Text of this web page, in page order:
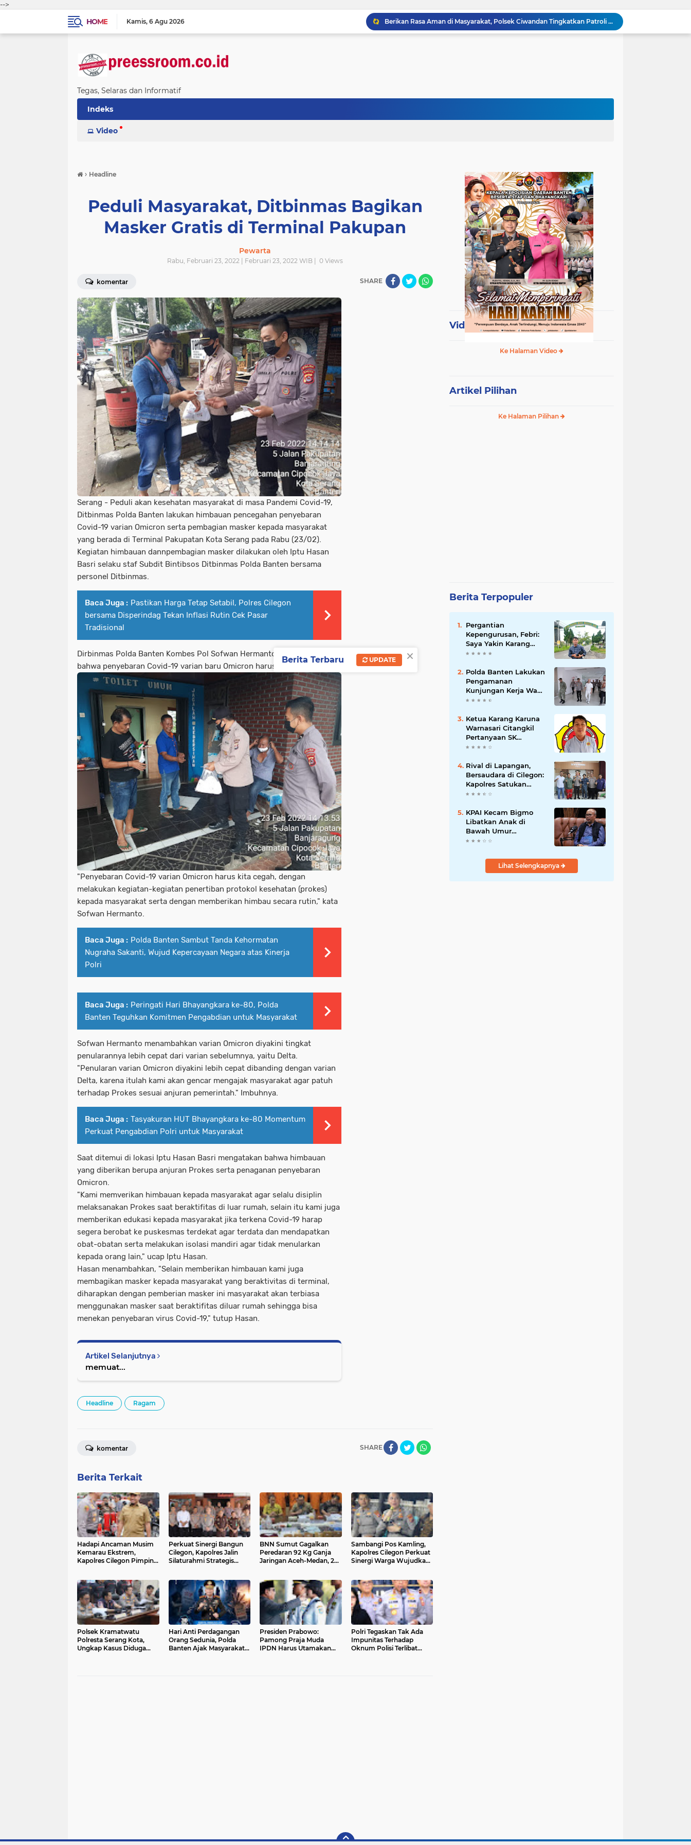
-->
HOME
Kamis 6 Agu 2026
Patroli Blue Light Upaya KSKP Merak Polres Cilegon Tekan Aksi Tindak Kriminalitas
Personel Samapta KSKP Merak Polres Cilegon Patroli Dialogis Sampaikan Imbauan kepada Pengguna Jasa Kepelabuhan
Kombes Pol Edy Sumardi Apresiasi Sinergi Pengamanan Obvitnas di Pertamina Patra Niaga Jabar
Tegas, Selaras dan Informatif
Indeks
Video
› Headline
Peduli Masyarakat, Ditbinmas Bagikan
Masker Gratis di Terminal Pakupan
Pewarta
Rabu, Februari 23, 2022 | Februari 23, 2022 WIB | 0 Views
komentar SHARE
Serang - Peduli akan kesehatan masyarakat di masa Pandemi Covid-19,
Ditbinmas Polda Banten lakukan himbauan pencegahan penyebaran
Covid-19 varian Omicron serta pembagian masker kepada masyarakat
yang berada di Terminal Pakupatan Kota Serang pada Rabu (23/02).
Kegiatan himbauan dannpembagian masker dilakukan oleh Iptu Hasan
Basri selaku staf Subdit Bintibsos Ditbinmas Polda Banten bersama
personel Ditbinmas.
Baca Juga : Pastikan Harga Tetap Setabil, Polres Cilegon
bersama Disperindag Tekan Inflasi Rutin Cek Pasar
Tradisional
Dirbinmas Polda Banten Kombes Pol Sofwan Hermanto mengatakan,
bahwa penyebaran Covid-19 varian baru Omicron harus dicegah.
"Penyebaran Covid-19 varian Omicron harus kita cegah, dengan
melakukan kegiatan-kegiatan penertiban protokol kesehatan (prokes)
kepada masyarakat serta dengan memberikan himbau secara rutin," kata
Sofwan Hermanto.
Baca Juga : Polda Banten Sambut Tanda Kehormatan
Nugraha Sakanti, Wujud Kepercayaan Negara atas Kinerja
Polri
Baca Juga : Peringati Hari Bhayangkara ke-80, Polda
Banten Teguhkan Komitmen Pengabdian untuk Masyarakat
Sofwan Hermanto menambahkan varian Omicron diyakini tingkat
penularannya lebih cepat dari varian sebelumnya, yaitu Delta.
"Penularan varian Omicron diyakini lebih cepat dibanding dengan varian
Delta, karena itulah kami akan gencar mengajak masyarakat agar patuh
terhadap Prokes sesuai anjuran pemerintah." Imbuhnya.
Baca Juga : Tasyakuran HUT Bhayangkara ke-80 Momentum
Perkuat Pengabdian Polri untuk Masyarakat
Saat ditemui di lokasi Iptu Hasan Basri mengatakan bahwa himbauan
yang diberikan berupa anjuran Prokes serta penaganan penyebaran
Omicron.
"Kami memverikan himbauan kepada masyarakat agar selalu disiplin
melaksanakan Prokes saat beraktifitas di luar rumah, selain itu kami juga
memberikan edukasi kepada masyarakat jika terkena Covid-19 harap
segera berobat ke puskesmas terdekat agar terdata dan mendapatkan
obat-obatan serta melakukan isolasi mandiri agar tidak menularkan
kepada orang lain," ucap Iptu Hasan.
Hasan menambahkan, "Selain memberikan himbauan kami juga
membagikan masker kepada masyarakat yang beraktivitas di terminal,
diharapkan dengan pemberian masker ini masyarakat akan terbiasa
menggunakan masker saat beraktifitas diluar rumah sehingga bisa
menekan penyebaran virus Covid-19," tutup Hasan.
Artikel Selanjutnya
memuat...
Headline Ragam
SHARE
komentar
Berita Terkait
Hadapi Ancaman Musim
Kemarau Ekstrem,
Kapolres Cilegon Pimpin
Forkopimda
Perkuat Sinergi Bangun
Cilegon, Kapolres Jalin
Silaturahmi Strategis
BNN Sumut Gagalkan
Peredaran 92 Kg Ganja
Jaringan Aceh-Medan, 2
Sambangi Pos Kamling,
Kapolres Cilegon Perkuat
Sinergi Warga Wujudkan
Kamtibmas
Polsek Kramatwatu
Polresta Serang Kota,
Ungkap Kasus Diduga
Hari Anti Perdagangan
Orang Sedunia, Polda
Banten Ajak Masyarakat
Presiden Prabowo:
Pamong Praja Muda
IPDN Harus Utamakan
Polri Tegaskan Tak Ada
Impunitas Terhadap
Oknum Polisi Terlibat
Video Terpopuler
Ke Halaman Video
Artikel Pilihan
Ke Halaman Pilihan
Berita Terpopuler
Pergantian
Kepengurusan, Febri:
Saya Yakin Karang
Taruna Wanakarsa
Kepemimpinan Bung
Entus Jauh Membawa
Manfaat
Polda Banten Lakukan
Pengamanan
Kunjungan Kerja Wakil
Presiden RI
Ketua Karang Karuna
Warnasari Citangkil
Pertanyaan SK
Karetaker dan Urgensi
Berduka
Rival di Lapangan,
Bersaudara di Cilegon:
Kapolres Satukan
Viking dan Jak Mania
Piala Presiden 2026
KPAI Kecam Bigmo
Libatkan Anak di
Bawah Umur
Promosikan Liquid
Bertindak Tegas
Lihat Selengkapnya
×
Berita Terbaru UPDATE